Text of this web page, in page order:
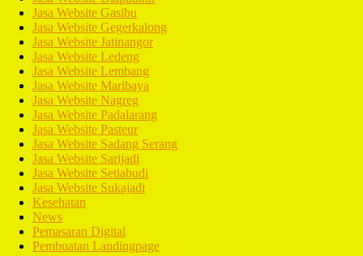
Jasa Website Gasibu
Jasa Website Gegerkalong
Jasa Website Jatinangor
Jasa Website Ledeng
Jasa Website Lembang
Jasa Website Maribaya
Jasa Website Nagreg
Jasa Website Padalarang
Jasa Website Pasteur
Jasa Website Sadang Serang
Jasa Website Sarijadi
Jasa Website Setiabudi
Jasa Website Sukajadi
Kesehatan
News
Pemasaran Digital
Pembuatan Landingpage